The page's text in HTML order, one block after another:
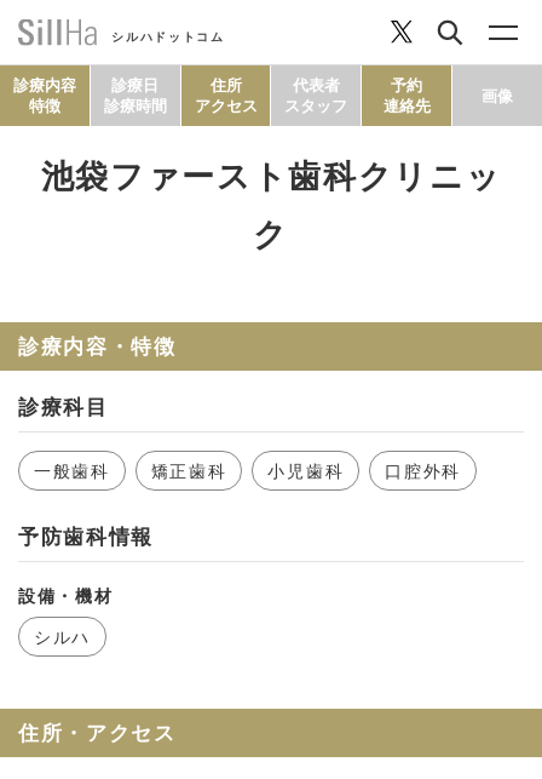
シルハドットコム
コラム
お問い合わせ
診療内容
特徴
診療日
診療時間
住所
アクセス
代表者
スタッフ
予約
連絡先
画像
池袋ファースト歯科クリニッ
ク
診療内容・特徴
診療科目
一般歯科 矯正歯科 小児歯科 口腔外科
予防歯科情報
設備・機材
シルハ
住所・アクセス